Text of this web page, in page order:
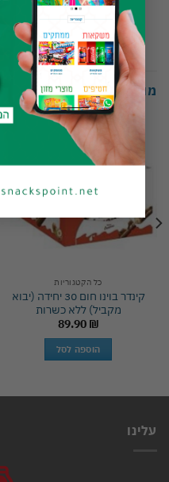
מוצרים קשורים
כל הקטגוריות
קינדר בוינו חום 30 יחידה (יבוא
מקביל) ללא כשרות
89.90 ₪
הוספה לסל
עלינו